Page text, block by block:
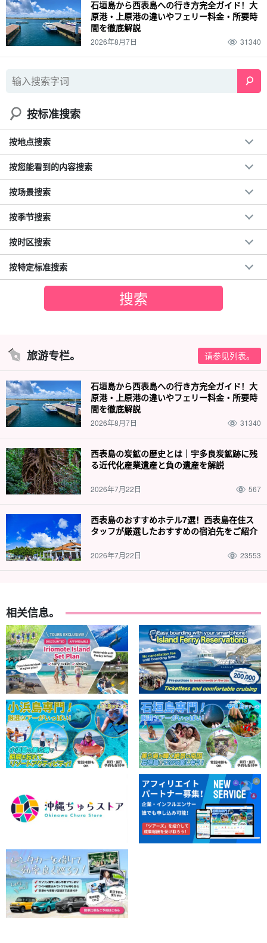
石垣島から西表島への行き方完全ガイド！大
原港・上原港の違いやフェリー料金・所要時
間を徹底解説
2026年8月7日 31340
按标准搜索
按地点搜索
按您能看到的内容搜索
按场景搜索
按季节搜索
按时区搜索
按特定标准搜索
旅游专栏。 请参见列表。
石垣島から西表島への行き方完全ガイド！大
原港・上原港の違いやフェリー料金・所要時
間を徹底解説
2026年8月7日 31340
西表島の炭鉱の歴史とは｜宇多良炭鉱跡に残
る近代化産業遺産と負の遺産を解説
2026年7月22日 567
西表島のおすすめホテル7選！西表島在住ス
タッフが厳選したおすすめの宿泊先をご紹介
2026年7月22日 23553
相关信息。